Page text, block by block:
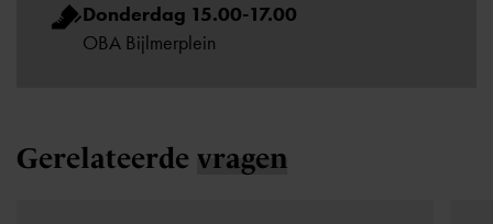
Donderdag 15.00-17.00
OBA Bijlmerplein
Gerelateerde vragen